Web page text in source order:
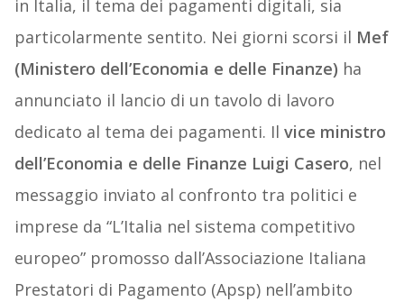
in Italia, il tema dei pagamenti digitali, sia
particolarmente sentito. Nei giorni scorsi il Mef
(Ministero dell’Economia e delle Finanze) ha
annunciato il lancio di un tavolo di lavoro
dedicato al tema dei pagamenti. Il vice ministro
dell’Economia e delle Finanze Luigi Casero, nel
messaggio inviato al confronto tra politici e
imprese da “L’Italia nel sistema competitivo
europeo” promosso dall’Associazione Italiana
Prestatori di Pagamento (Apsp) nell’ambito